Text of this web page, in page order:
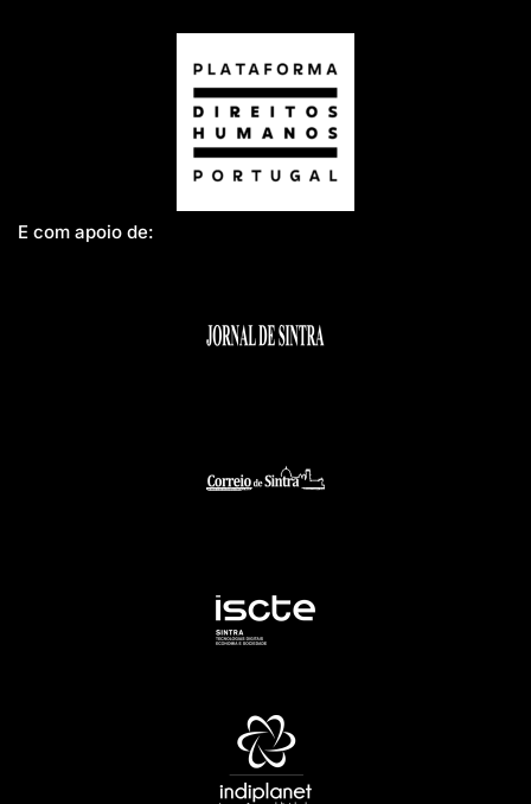
E com apoio de: